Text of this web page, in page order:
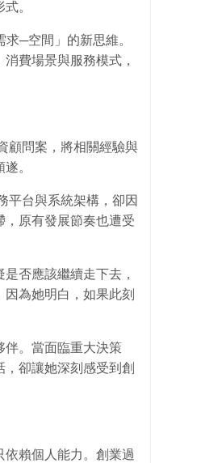
。
─空間」的新思維。
費場景與服務模式，
顧問案，將相關經驗與
。
平台與系統架構，卻因
原有發展節奏也遭受
否應該繼續走下去，
為她明白，如果此刻
伴。當面臨重大決策
卻讓她深刻感受到創
賴個人能力。創業過